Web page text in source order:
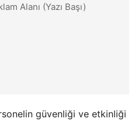
Alanı (Yazı Başı)
güvenliği ve etkinliği